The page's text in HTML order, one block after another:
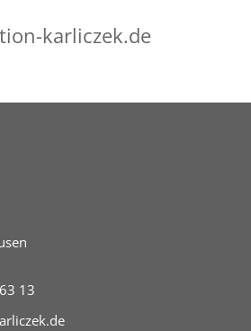
karliczek.de
13